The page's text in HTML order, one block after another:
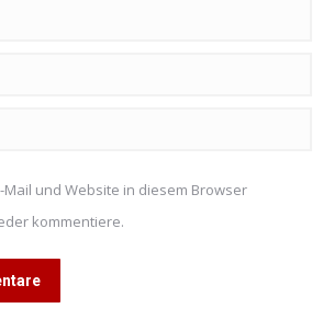
Mail und Website in diesem Browser
kommentiere.